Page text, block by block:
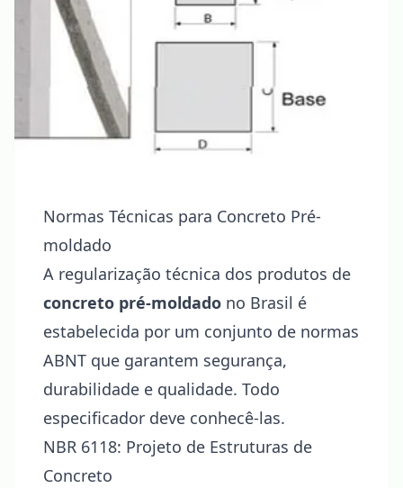
Normas Técnicas para Concreto Pré-
moldado
A regularização técnica dos produtos de
concreto pré-moldado no Brasil é
estabelecida por um conjunto de normas
ABNT que garantem segurança,
durabilidade e qualidade. Todo
especificador deve conhecê-las.
NBR 6118: Projeto de Estruturas de
Concreto